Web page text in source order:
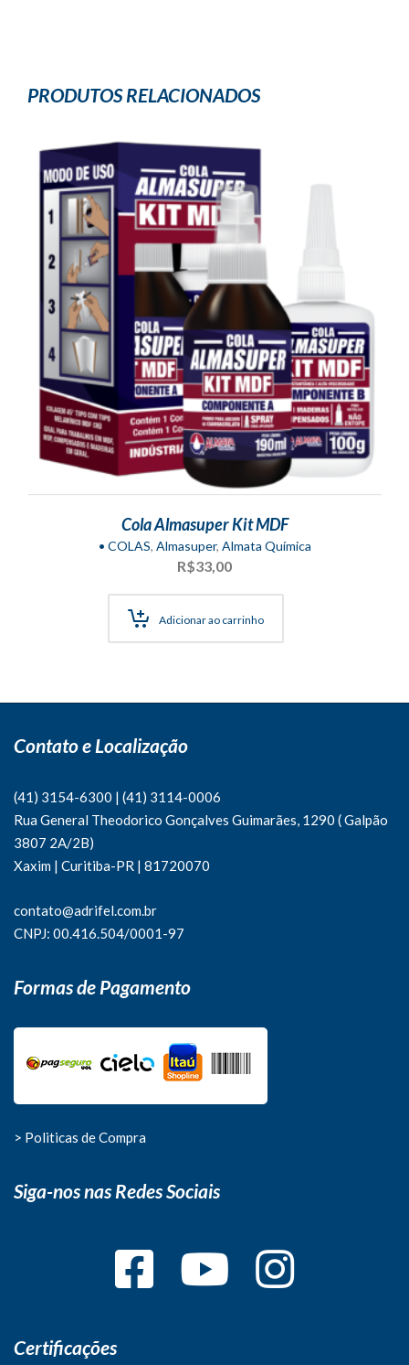
PRODUTOS RELACIONADOS
Cola Almasuper Kit MDF
• COLAS, Almasuper, Almata Química
R$33,00
Adicionar ao carrinho
Contato e Localização
(41) 3154-6300 | (41) 3114-0006
Rua General Theodorico Gonçalves Guimarães, 1290 ( Galpão
3807 2A/2B)
Xaxim | Curitiba-PR | 81720070
contato@adrifel.com.br
CNPJ: 00.416.504/0001-97
Formas de Pagamento
> Politicas de Compra
Siga-nos nas Redes Sociais
Certificações